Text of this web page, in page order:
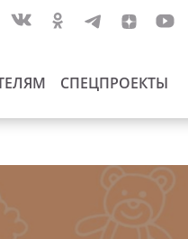
СПЕЦПРОЕКТЫ